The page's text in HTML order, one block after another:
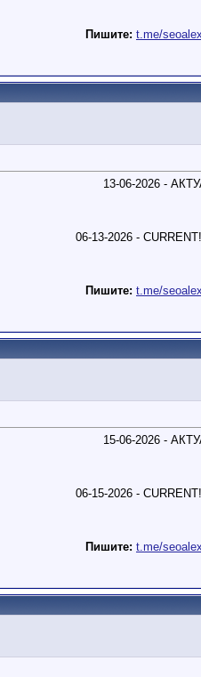
Пишите: t.me/seoalex
13-06-2026 -
06-13-2026 -
Пишите: t.me/seoalex
15-06-2026 -
06-15-2026 -
Пишите: t.me/seoalex